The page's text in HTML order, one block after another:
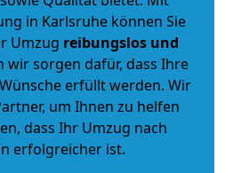
in Karlsruhe können Sie
Umzug reibungslos und
sorgen dafür, dass Ihre
erfüllt werden. Wir
um Ihnen zu helfen
dass Ihr Umzug nach
erfolgreicher ist.